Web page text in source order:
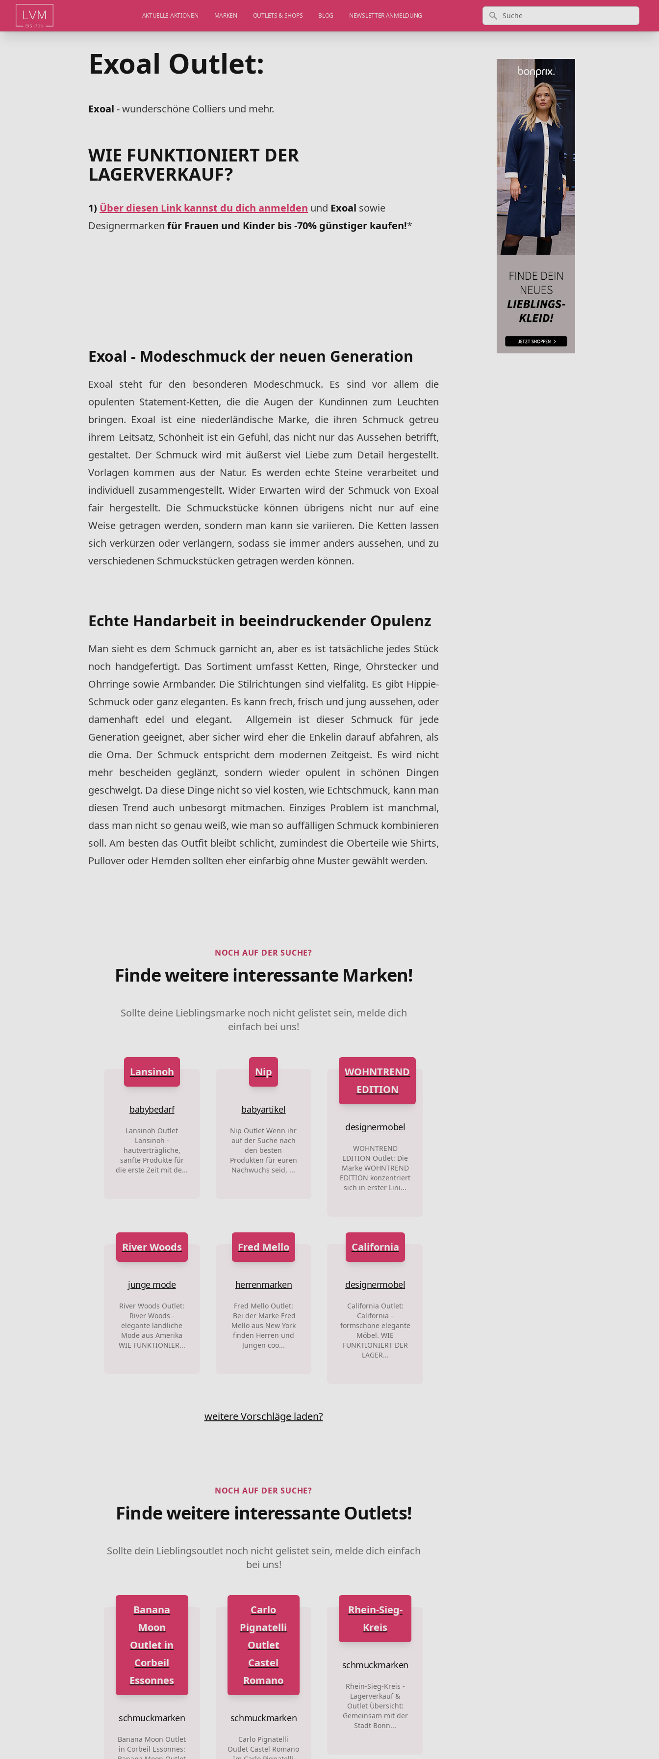
AKTUELLE AKTIONEN MARKEN OUTLETS & SHOPS BLOG NEWSLETTER ANMELDUNG Suche
Exoal Outlet:
Exoal - wunderschöne Colliers und mehr.
WIE FUNKTIONIERT DER
LAGERVERKAUF?
1) Über diesen Link kannst du dich anmelden und Exoal sowie
Designermarken für Frauen und Kinder bis -70% günstiger kaufen!*
Exoal - Modeschmuck der neuen Generation
Exoal steht für den besonderen Modeschmuck. Es sind vor allem die
opulenten Statement-Ketten, die die Augen der Kundinnen zum Leuchten
bringen. Exoal ist eine niederländische Marke, die ihren Schmuck getreu
ihrem Leitsatz, Schönheit ist ein Gefühl, das nicht nur das Aussehen betrifft,
gestaltet. Der Schmuck wird mit äußerst viel Liebe zum Detail hergestellt.
Vorlagen kommen aus der Natur. Es werden echte Steine verarbeitet und
individuell zusammengestellt. Wider Erwarten wird der Schmuck von Exoal
fair hergestellt. Die Schmuckstücke können übrigens nicht nur auf eine
Weise getragen werden, sondern man kann sie variieren. Die Ketten lassen
sich verkürzen oder verlängern, sodass sie immer anders aussehen, und zu
verschiedenen Schmuckstücken getragen werden können.
Echte Handarbeit in beeindruckender Opulenz
Man sieht es dem Schmuck garnicht an, aber es ist tatsächliche jedes Stück
noch handgefertigt. Das Sortiment umfasst Ketten, Ringe, Ohrstecker und
Ohrringe sowie Armbänder. Die Stilrichtungen sind vielfälitg. Es gibt Hippie-
Schmuck oder ganz eleganten. Es kann frech, frisch und jung aussehen, oder
damenhaft edel und elegant. Allgemein ist dieser Schmuck für jede
Generation geeignet, aber sicher wird eher die Enkelin darauf abfahren, als
die Oma. Der Schmuck entspricht dem modernen Zeitgeist. Es wird nicht
mehr bescheiden geglänzt, sondern wieder opulent in schönen Dingen
geschwelgt. Da diese Dinge nicht so viel kosten, wie Echtschmuck, kann man
diesen Trend auch unbesorgt mitmachen. Einziges Problem ist manchmal,
dass man nicht so genau weiß, wie man so auffälligen Schmuck kombinieren
soll. Am besten das Outfit bleibt schlicht, zumindest die Oberteile wie Shirts,
Pullover oder Hemden sollten eher einfarbig ohne Muster gewählt werden.
NOCH AUF DER SUCHE?
Finde weitere interessante Marken!
Sollte deine Lieblingsmarke noch nicht gelistet sein, melde dich
einfach bei uns!
Lansinoh
babybedarf
Lansinoh Outlet
Lansinoh -
hautverträgliche,
sanfte Produkte für
die erste Zeit mit de...
Nip
babyartikel
Nip Outlet Wenn ihr
auf der Suche nach
den besten
Produkten für euren
Nachwuchs seid, ...
WOHNTREND
EDITION
designermobel
WOHNTREND
EDITION Outlet: Die
Marke WOHNTREND
EDITION konzentriert
sich in erster Lini...
River Woods
junge mode
River Woods Outlet:
River Woods -
elegante ländliche
Mode aus Amerika
WIE FUNKTIONIER...
Fred Mello
herrenmarken
Fred Mello Outlet:
Bei der Marke Fred
Mello aus New York
finden Herren und
Jungen coo...
California
designermobel
California Outlet:
California -
formschöne elegante
Möbel. WIE
FUNKTIONIERT DER
LAGER...
weitere Vorschläge laden?
NOCH AUF DER SUCHE?
Finde weitere interessante Outlets!
Sollte dein Lieblingsoutlet noch nicht gelistet sein, melde dich einfach
bei uns!
Banana
Moon
Outlet in
Corbeil
Essonnes
schmuckmarken
Banana Moon Outlet
in Corbeil Essonnes:
Carlo
Pignatelli
Outlet
Castel
Romano
schmuckmarken
Carlo Pignatelli
Outlet Castel Romano
Rhein-Sieg-
Kreis
schmuckmarken
Rhein-Sieg-Kreis -
Lagerverkauf &
Outlet Übersicht:
Gemeinsam mit der
Stadt Bonn...